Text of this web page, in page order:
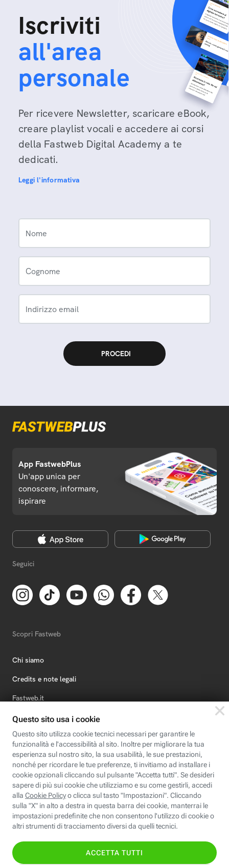
Iscriviti
all'area
personale
Per ricevere Newsletter, scaricare eBook,
creare playlist vocali e accedere ai corsi
della Fastweb Digital Academy a te
dedicati.
Leggi l'informativa
Nome
Cognome
Indirizzo email
App FastwebPlus
Un'app unica per
conoscere, informare,
ispirare
Seguici
Scopri Fastweb
Chi siamo
Credits e note legali
Fastweb.it
Formazione
Fastweb Digital Academy
STEP FuturAbility District
Insieme, siamo futuro
© Fastweb SpA 2026 - P.IVA 12878470157